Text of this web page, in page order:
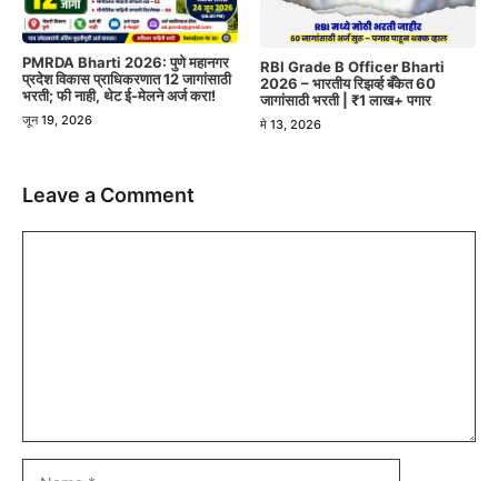
PMRDA Bharti 2026: पुणे महानगर
प्रदेश विकास प्राधिकरणात 12 जागांसाठी
भरती; फी नाही, थेट ई-मेलने अर्ज करा!
जून 19, 2026
RBI Grade B Officer Bharti
2026 – भारतीय रिझर्व्ह बँकेत 60
जागांसाठी भरती | ₹1 लाख+ पगार
मे 13, 2026
Leave a Comment